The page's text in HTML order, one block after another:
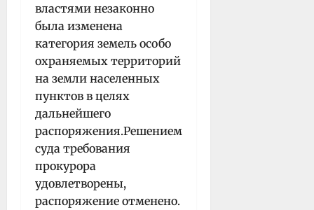
властями незаконно
была изменена
категория земель особо
охраняемых территорий
на земли населенных
пунктов в целях
дальнейшего
распоряжения.Решением
суда требования
прокурора
удовлетворены,
распоряжение отменено.